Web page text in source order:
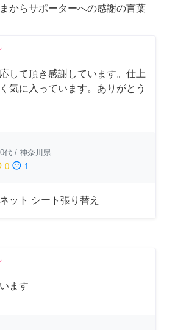
からサポーターへの感謝の言葉
して頂き感謝しています。仕上
気に入っています。ありがとう
代 / 神奈川県
0 sentiment_dissatisfied 1
ット シート張り替え
ます